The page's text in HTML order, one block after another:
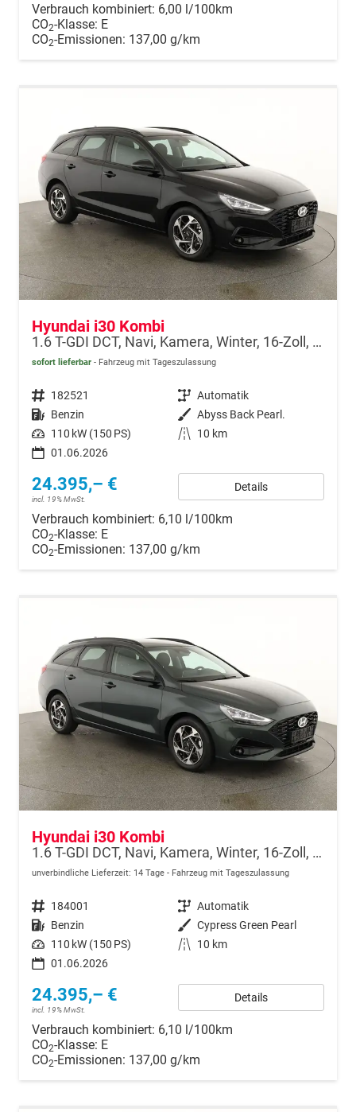
Verbrauch kombiniert: 6,00 l/100km
CO2-Klasse: E
CO2-Emissionen: 137,00 g/km
Hyundai i30 Kombi
1.6 T-GDI DCT, Navi, Kamera, Winter, 16-Zoll, 5 J.-Garantie
sofort lieferbar Fahrzeug mit Tageszulassung
Fahrzeugnr. 182521 Getriebe Automatik
Kraftstoff Benzin Außenfarbe Abyss Back Pearl.
Leistung 110 kW (150 PS) Kilometerstand
10 km
01.06.2026
24.395,– €
incl. 19% MwSt.
Details
Verbrauch kombiniert: 6,10 l/100km
CO2-Klasse: E
CO2-Emissionen: 137,00 g/km
Hyundai i30 Kombi
1.6 T-GDI DCT, Navi, Kamera, Winter, 16-Zoll, 5 J.-Garantie
unverbindliche Lieferzeit: 14 Tage Fahrzeug mit Tageszulassung
Fahrzeugnr. 184001 Getriebe Automatik
Kraftstoff Benzin Außenfarbe Cypress Green Pearl
Leistung 110 kW (150 PS) Kilometerstand
10 km
01.06.2026
24.395,– €
incl. 19% MwSt.
Details
Verbrauch kombiniert: 6,10 l/100km
CO2-Klasse: E
CO2-Emissionen: 137,00 g/km